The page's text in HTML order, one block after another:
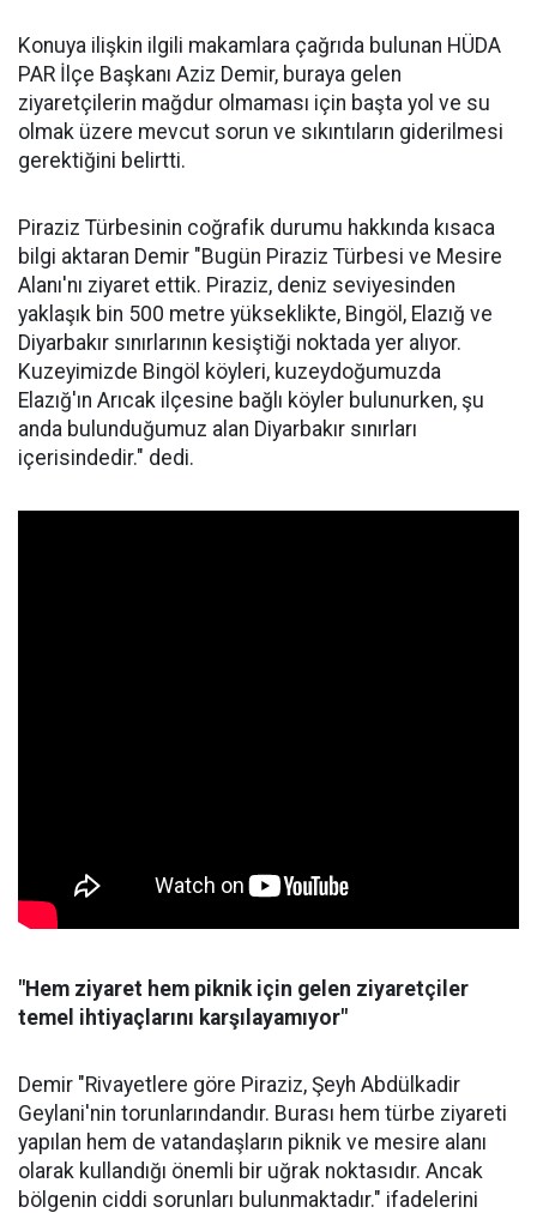
Konuya ilişkin ilgili makamlara çağrıda bulunan HÜDA
PAR İlçe Başkanı Aziz Demir, buraya gelen
ziyaretçilerin mağdur olmaması için başta yol ve su
olmak üzere mevcut sorun ve sıkıntıların giderilmesi
gerektiğini belirtti.
Piraziz Türbesinin coğrafik durumu hakkında kısaca
bilgi aktaran Demir "Bugün Piraziz Türbesi ve Mesire
Alanı'nı ziyaret ettik. Piraziz, deniz seviyesinden
yaklaşık bin 500 metre yükseklikte, Bingöl, Elazığ ve
Diyarbakır sınırlarının kesiştiği noktada yer alıyor.
Kuzeyimizde Bingöl köyleri, kuzeydoğumuzda
Elazığ'ın Arıcak ilçesine bağlı köyler bulunurken, şu
anda bulunduğumuz alan Diyarbakır sınırları
içerisindedir." dedi.
"Hem ziyaret hem piknik için gelen ziyaretçiler
temel ihtiyaçlarını karşılayamıyor"
Demir "Rivayetlere göre Piraziz, Şeyh Abdülkadir
Geylani'nin torunlarındandır. Burası hem türbe ziyareti
yapılan hem de vatandaşların piknik ve mesire alanı
olarak kullandığı önemli bir uğrak noktasıdır. Ancak
bölgenin ciddi sorunları bulunmaktadır." ifadelerini